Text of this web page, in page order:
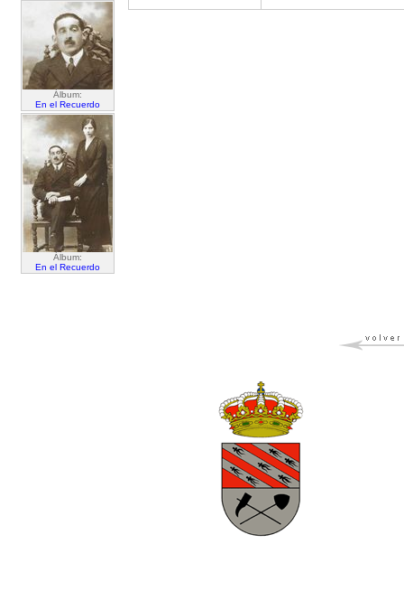
Álbum:
En el Recuerdo
Álbum:
En el Recuerdo